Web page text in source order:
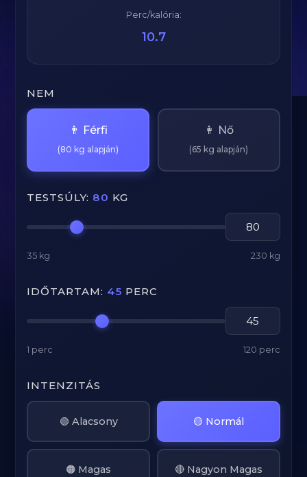
Perc/kalória:
10.7
NEM
👨 Férfi
(80 kg alapján)
👩 Nő
(65 kg alapján)
TESTSÚLY: 80 KG
35 kg 230 kg
IDŐTARTAM: 45 PERC
1 perc 120 perc
INTENZITÁS
🟢 Alacsony 🟡 Normál
🟠 Magas 🔴 Nagyon Magas